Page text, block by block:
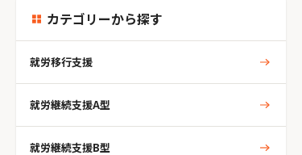
カテゴリーから探す
就労移行支援
就労継続支援A型
就労継続支援B型